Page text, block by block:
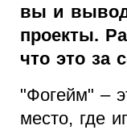
вы и
проекты.
что это за
"Фогейм" –
место, где